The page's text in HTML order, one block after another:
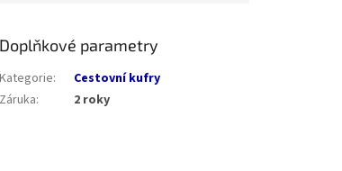
Doplňkové parametry
Kategorie:
Cestovní kufry
Záruka: 2 roky